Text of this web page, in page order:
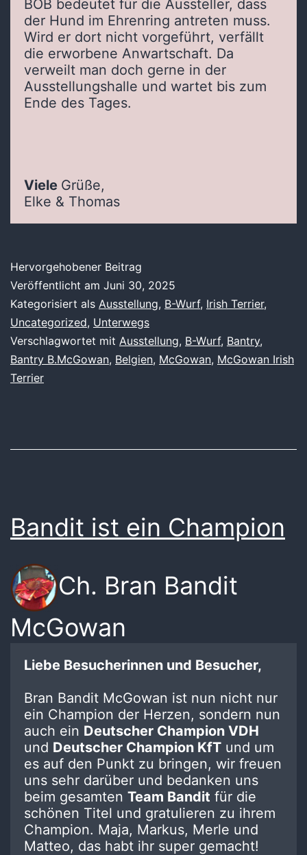
BOB bedeutet für die Aussteller, dass
der Hund im Ehrenring antreten muss.
Wird er dort nicht vorgeführt, verfällt
die erworbene Anwartschaft. Da
verweilt man doch gerne in der
Ausstellungshalle und wartet bis zum
Ende des Tages.
Viele Grüße,
Elke & Thomas
Hervorgehobener Beitrag
Veröffentlicht am Juni 30, 2025
Kategorisiert als Ausstellung, B-Wurf, Irish Terrier,
Uncategorized, Unterwegs
Verschlagwortet mit Ausstellung, B-Wurf, Bantry,
Bantry B.McGowan, Belgien, McGowan, McGowan Irish
Terrier
Bandit ist ein Champion
Ch. Bran Bandit
McGowan
Liebe Besucherinnen und Besucher,
Bran Bandit McGowan ist nun nicht nur
ein Champion der Herzen, sondern nun
auch ein Deutscher Champion VDH
und Deutscher Champion KfT und um
es auf den Punkt zu bringen, wir freuen
uns sehr darüber und bedanken uns
beim gesamten Team Bandit für die
schönen Titel und gratulieren zu ihrem
Champion. Maja, Markus, Merle und
Matteo, das habt ihr super gemacht!